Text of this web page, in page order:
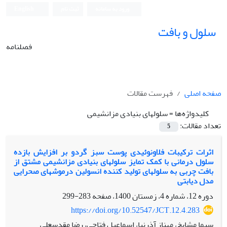
سلول و بافت
فصلنامه
صفحه اصلی
فهرست مقالات
کلیدواژه‌ها =سلول‏های بنیادی مزانشیمی
تعداد مقالات:
5
اثرات ترکیبات فلاونوئیدی پوست سبز گردو بر افزایش بازده
سلول درمانی با کمک تمایز سلول‏های بنیادی مزانشیمی مشتق از
بافت چربی به سلول‏های تولید کننده انسولین درموش‏های صحرایی
مدل دیابتی
دوره 12، شماره 4، زمستان 1400، صفحه
283-299
https://doi.org/10.52547/JCT.12.4.283